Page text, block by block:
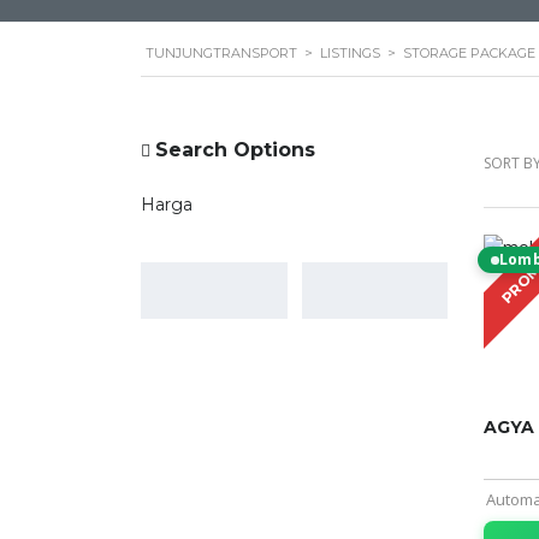
TUNJUNGTRANSPORT > LISTINGS > STORAGE PACKAGE
Search Options
Harga
SORT
AGYA